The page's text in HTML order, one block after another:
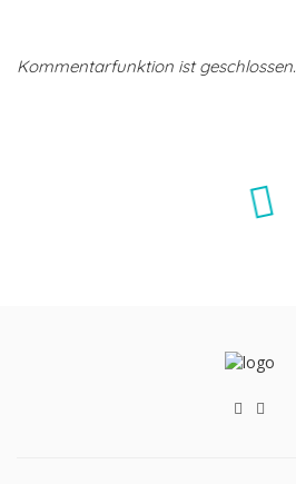
Kommentarfunktion ist geschlossen.